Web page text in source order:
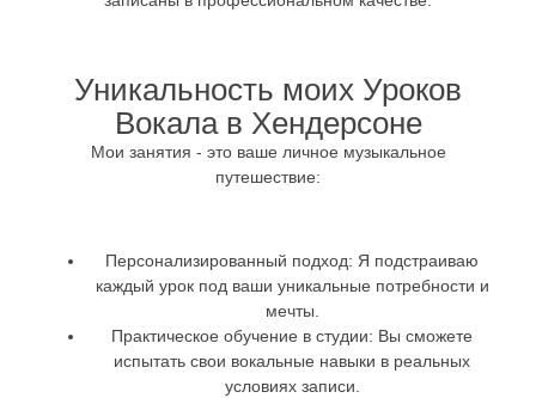
Уникальность моих Уроков
Вокала в Хендерсоне
Мои занятия - это ваше личное музыкальное
путешествие:
Персонализированный подход: Я подстраиваю
каждый урок под ваши уникальные потребности и
мечты.
Практическое обучение в студии: Вы сможете
испытать свои вокальные навыки в реальных
условиях записи.